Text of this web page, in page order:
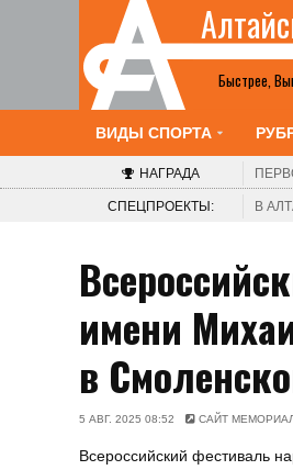
Быстрее,
Все анонсы
ВИДЫ СПОРТА
НАГРАДА
СПЕЦПРОЕКТЫ: В
имени
в
5 АВГ. 2025 08:52 САЙТ
Всероссийский фестиваль